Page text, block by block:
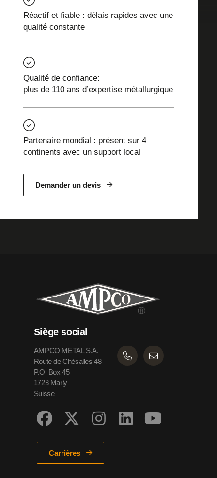
Réactif et fiable : délais rapides avec une
qualité constante
Qualité de confiance:
plus de 110 ans d’expertise métallurgique
Partenaire mondial : présent sur 4
continents avec un support local
Demander un devis
Siège social
AMPCO METAL S.A.
Route de Chésalles 48
P.O. Box 45
1723 Marly
Suisse
Carrières